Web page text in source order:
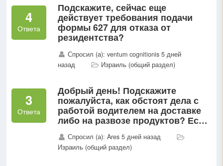
4
Ответа
Подскажите, сейчас еще
действует требования подачи
формы 627 для отказа от
резидентства?
Спросил (а): ventum cognitionis 5 дней
назад
Израиль (общий раздел)
3
Ответа
Добрый день! Подскажите
пожалуйста, как обстоят дела с
работой водителем на доставке
либо на развозе продуктов? Есть
России?
Спросил (а): Ares 5 дней назад
Израиль (общий раздел)